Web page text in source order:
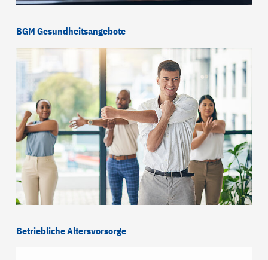
BGM Gesundheitsangebote
Betriebliche Altersvorsorge